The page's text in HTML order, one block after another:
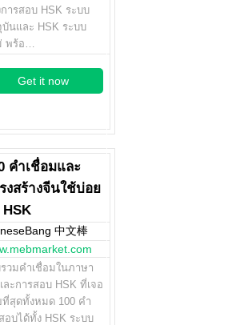
ารสอบ HSK ระบบ
นและ HSK ระบบ
พร้อ…
Get it now
คำเชื่อมและ
งสร้างจีนใช้บ่อย
中文棒
รวมคำเชื่อมในภาษา
ะการสอบ HSK ที่เจอ
ที่สุดทั้งหมด 100 คำ
อบได้ทั้ง HSK ระบบ